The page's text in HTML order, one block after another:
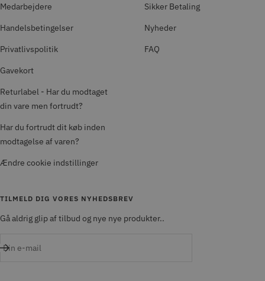
Medarbejdere
Handelsbetingelser
Privatlivspolitik
Gavekort
Returlabel - Har du modtaget
din vare men fortrudt?
Har du fortrudt dit køb inden
modtagelse af varen?
Ændre cookie indstillinger
Sikker Betaling
Nyheder
FAQ
TILMELD DIG VORES NYHEDSBREV
Gå aldrig glip af tilbud og nye nye produkter..
Din e-mail